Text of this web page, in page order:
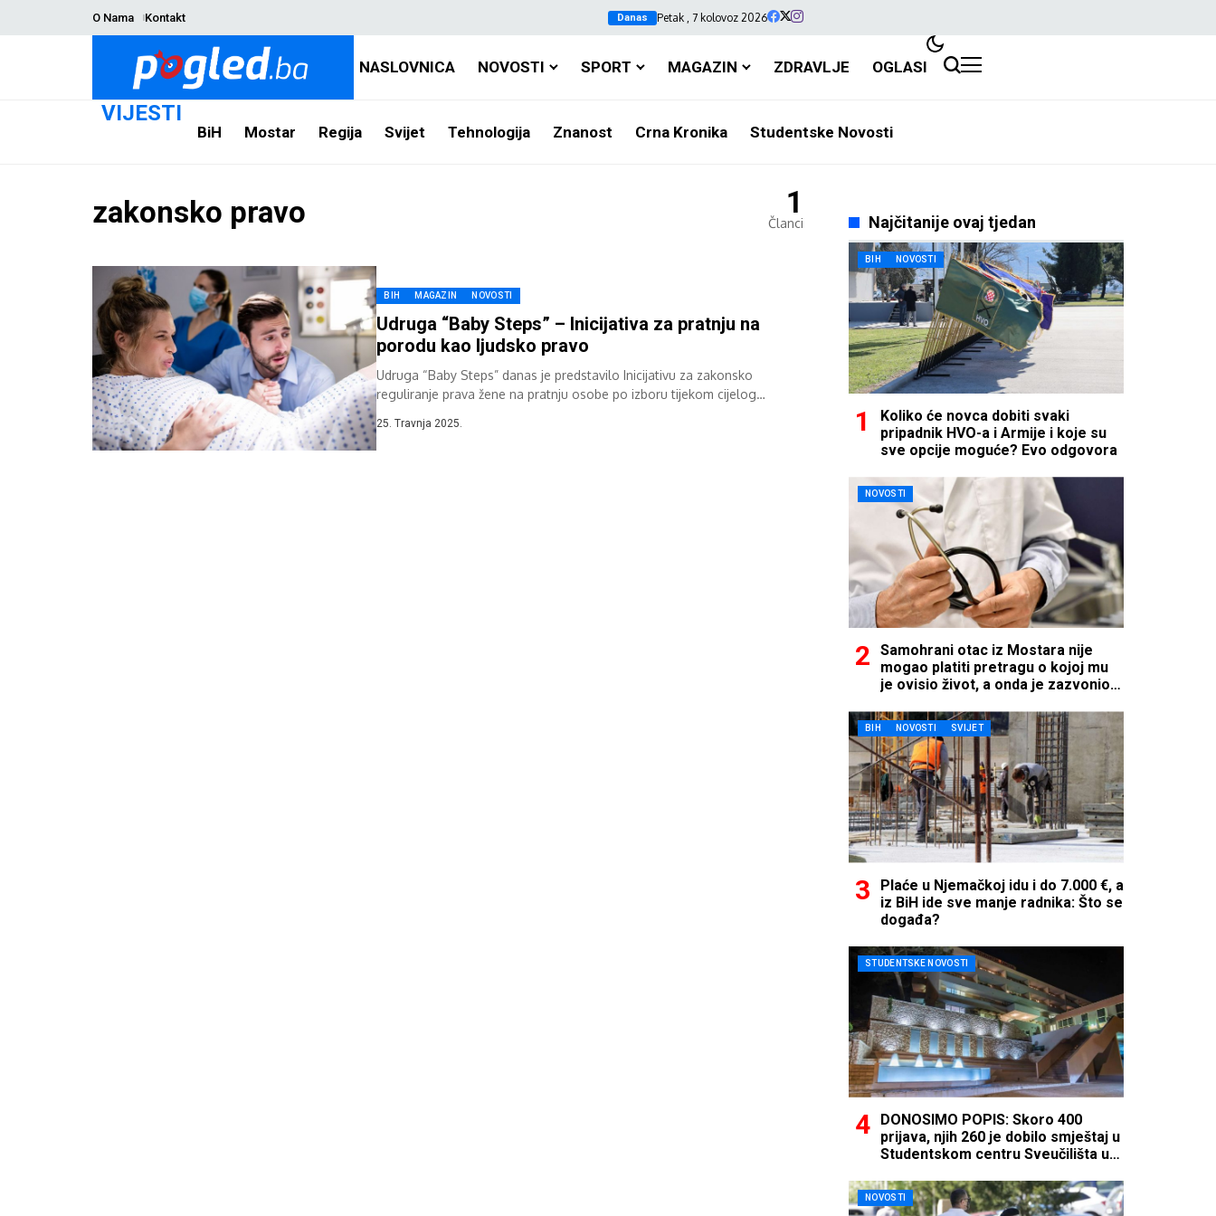
O Nama Kontakt Danas Petak , 7 kolovoz 2026
NASLOVNICA NOVOSTI SPORT MAGAZIN ZDRAVLJE OGLASI
VIJESTI
BiH Mostar Regija Svijet Tehnologija Znanost Crna Kronika Studentske Novosti
zakonsko pravo 1
Članci
BIH MAGAZIN NOVOSTI
Udruga “Baby Steps” – Inicijativa za pratnju na
porodu kao ljudsko pravo
Udruga “Baby Steps” danas je predstavilo Inicijativu za zakonsko
reguliranje prava žene na pratnju osobe po izboru tijekom cijelog
25. Travnja 2025.
Najčitanije ovaj tjedan
BIH NOVOSTI
Koliko će novca dobiti svaki
pripadnik HVO-a i Armije i koje su
sve opcije moguće? Evo odgovora
NOVOSTI
Samohrani otac iz Mostara nije
mogao platiti pretragu o kojoj mu
je ovisio život, a onda je zazvonio
BIH NOVOSTI SVIJET
Plaće u Njemačkoj idu i do 7.000 €, a
iz BiH ide sve manje radnika: Što se
događa?
STUDENTSKE NOVOSTI
DONOSIMO POPIS: Skoro 400
prijava, njih 260 je dobilo smještaj u
Studentskom centru Sveučilišta u
NOVOSTI